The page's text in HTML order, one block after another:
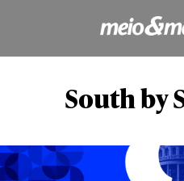
South by